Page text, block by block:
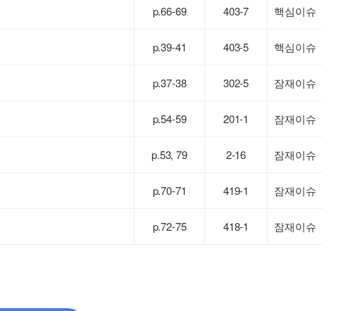
p.66-69 403-7 핵심이슈
p.39-41 403-5 핵심이슈
p.37-38 302-5 잠재이슈
p.54-59 201-1 잠재이슈
p.53, 79 2-16 잠재이슈
p.70-71 419-1 잠재이슈
p.72-75 418-1 잠재이슈